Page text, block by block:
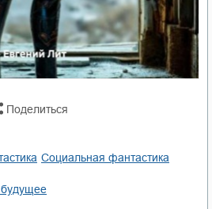
Поделиться
социальная фантастика
будущее